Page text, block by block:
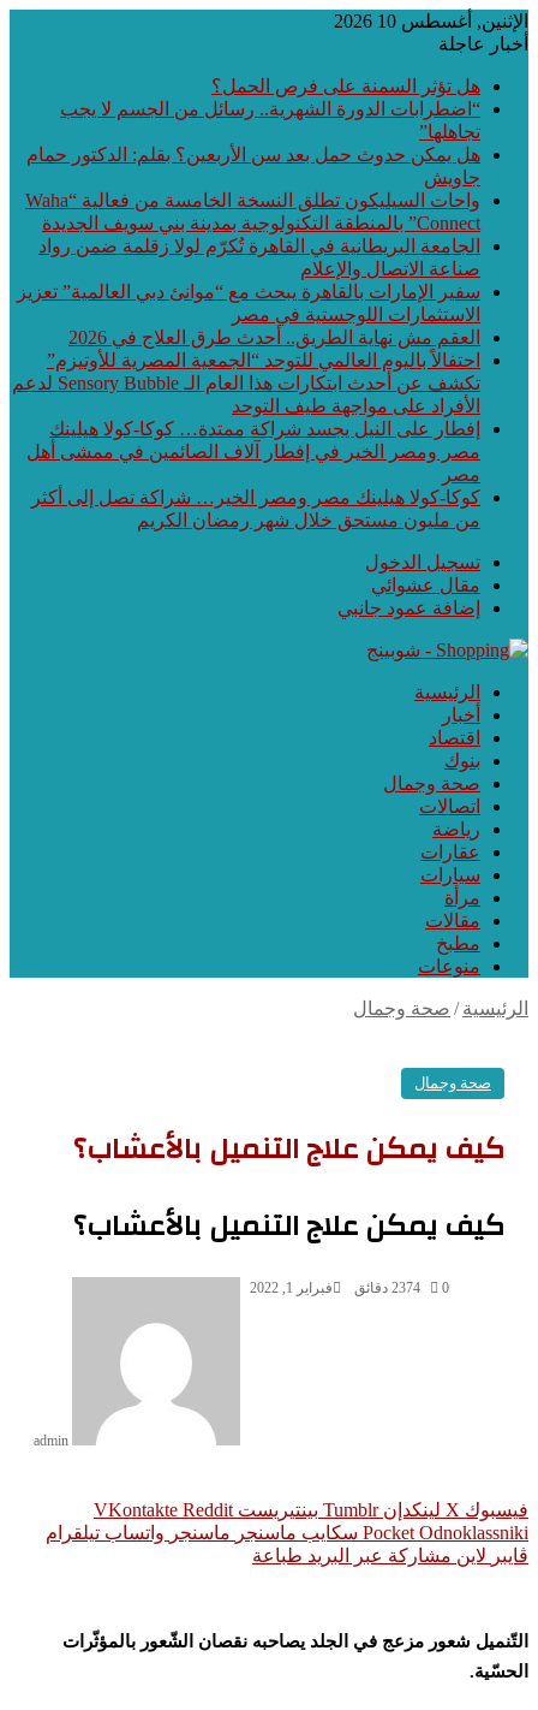
أغسطس 10 2026
عاجلة
هل تؤثر السمنة على فرص الحمل؟
“اضطرابات الدورة الشهرية.. رسائل من الجسم لا يجب
تجاهلها”
هل يمكن حدوث حمل بعد سن الأربعين؟ بقلم: الدكتور حمام
جاويش
واحات السيليكون تطلق النسخة الخامسة من فعالية “Waha
Connect” بالمنطقة التكنولوجية بمدينة بني سويف الجديدة
الجامعة البريطانية في القاهرة تُكرّم لولا زقلمة ضمن رواد
صناعة الاتصال والإعلام
سفير الإمارات بالقاهرة يبحث مع “موانئ دبي العالمية” تعزيز
الاستثمارات اللوجستية في مصر
العقم مش نهاية الطريق.. أحدث طرق العلاج في 2026
احتفالاً باليوم العالمي للتوحد “الجمعية المصرية للأوتيزم”
تكشف عن أحدث ابتكارات هذا العام الـ Sensory Bubble لدعم
الأفراد على مواجهة طيف التوحد
إفطار على النيل يجسد شراكة ممتدة… كوكا-كولا هيلينك
مصر ومصر الخير في إفطار آلاف الصائمين في ممشى أهل
مصر
كوكا-كولا هيلينك مصر ومصر الخير… شراكة تصل إلى أكثر
من مليون مستحق خلال شهر رمضان الكريم
تسجيل الدخول
مقال عشوائي
إضافة عمود جانبي
الرئيسية
أخبار
اقتصاد
بنوك
صحة وجمال
اتصالات
رياضة
عقارات
سيارات
مرأة
مقالات
مطبخ
منوعات
/صحة وجمال
صحة وجمال
كيف يمكن علاج التنميل بالأعشاب؟
كيف يمكن علاج التنميل بالأعشاب؟
admin
فبراير 1, 2022 374 2 دقائق
‫X لينكدإن بينتيريست
‫Pocket سكايب ماسنجر ماسنجر واتساب تيلقرام
لاين مشاركة عبر البريد طباعة
شعور مزعج في الجلد يصاحبه نقصان الشّعور بالمؤثّرات